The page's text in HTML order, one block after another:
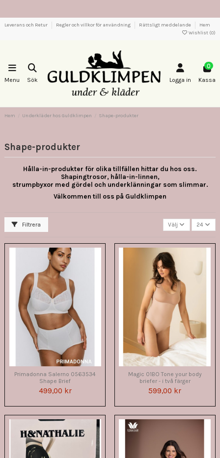
Leverans och Retur Regler och villkor för användning Rättsligt meddelande
Hem
Wishlist (0)
Menu Sök Logga in
0
Kassa
Hem Underkläder hos Guldklimpen Shape-produkter
Shape-produkter
Hålla-in-produkter för olika tillfällen hittar du hos oss.
Shapingtrosor, hålla-in-linnen,
strumpbyxor med gördel och underklänningar som slimmar.
Välkommen till oss på Guldklimpen
Filtrera Välj 24
Primadonna Salerno 0563534
Shape Brief
499,00 kr
Magic 01BO Tone your body
briefer - i två färger
599,00 kr